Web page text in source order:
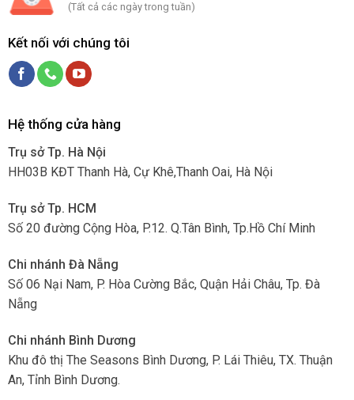
(Tất cả các ngày trong tuần)
Kết nối với chúng tôi
Hệ thống cửa hàng
Trụ sở Tp. Hà Nội
HH03B KĐT Thanh Hà, Cự Khê,Thanh Oai, Hà Nội
Trụ sở Tp. HCM
Số 20 đường Cộng Hòa, P.12. Q.Tân Bình, Tp.Hồ Chí Minh
Chi nhánh Đà Nẵng
Số 06 Nại Nam, P. Hòa Cường Bắc, Quận Hải Châu, Tp. Đà
Nẵng
Chi nhánh Bình Dương
Khu đô thị The Seasons Bình Dương, P. Lái Thiêu, TX. Thuận
An, Tỉnh Bình Dương.